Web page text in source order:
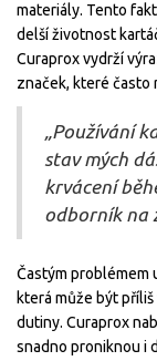
materiály. Tento
delší životnost
Curaprox vydrží
značek, které často
„Používání
stav mých
krvácení
odborník na
Častým problémem
která může být
dutiny. Curaprox
snadno proniknou i